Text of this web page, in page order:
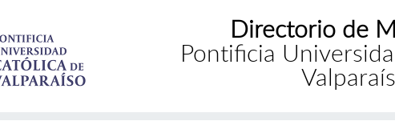
Directorio de
Pontificia